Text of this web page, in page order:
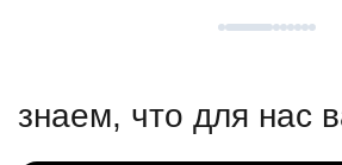
знаем, что для нас